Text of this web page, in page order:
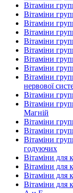
Вітаміни
Вітаміни
Вітаміни
Вітаміни
Вітаміни
Вітаміни
Вітаміни
Вітаміни
Вітаміни
нервової
Вітаміни
Вітаміни
Магній
Вітаміни
Вітаміни
Вітаміни
годуючих
Вітаміни для
Вітаміни для
Вітаміни для
Вітаміни для